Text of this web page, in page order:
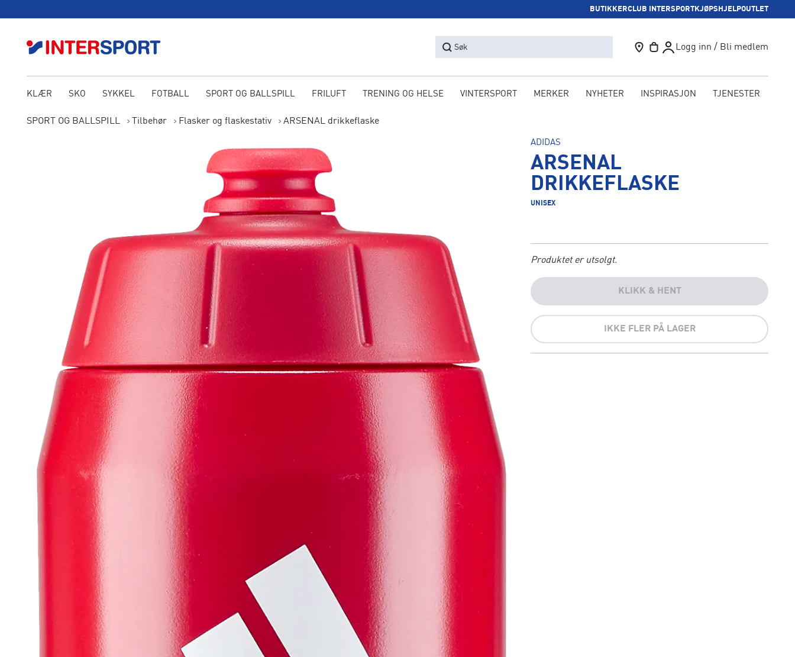
BUTIKKERCLUB INTERSPORTKJØPSHJELPOUTLET
Søk Logg inn / Bli medlem
KLÆR SKO SYKKEL FOTBALL SPORT OG BALLSPILL FRILUFT TRENING OG HELSE VINTERSPORT MERKER NYHETER INSPIRASJON TJENESTER
SPORT OG BALLSPILL Tilbehør Flasker og flaskestativ ARSENAL drikkeflaske
ADIDAS
ARSENAL
DRIKKEFLASKE
UNISEX
Produktet er utsolgt.
KLIKK & HENT
IKKE FLER PÅ LAGER